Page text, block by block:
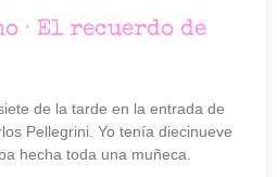
· El recuerdo de
de la tarde en la entrada de
Pellegrini. Yo tenía diecinueve
hecha toda una muñeca.